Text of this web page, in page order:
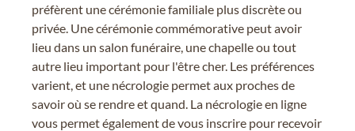
préfèrent une cérémonie familiale plus discrète ou
privée. Une cérémonie commémorative peut avoir
lieu dans un salon funéraire, une chapelle ou tout
autre lieu important pour l'être cher. Les préférences
varient, et une nécrologie permet aux proches de
savoir où se rendre et quand. La nécrologie en ligne
vous permet également de vous inscrire pour recevoir